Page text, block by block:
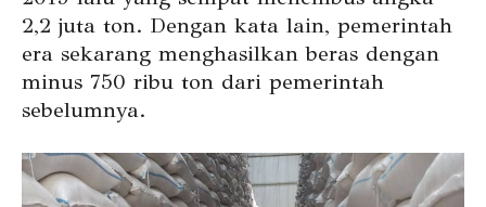
2,2 juta ton. Dengan kata lain, pemerintah
era sekarang menghasilkan beras dengan
minus 750 ribu ton dari pemerintah
sebelumnya.